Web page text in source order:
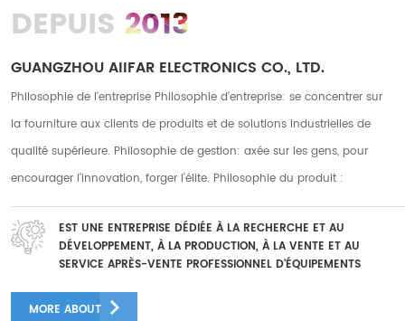
DEPUIS 2013
GUANGZHOU AIIFAR ELECTRONICS CO., LTD.
Philosophie de l'entreprise Philosophie d'entreprise: se concentrer sur
la fourniture aux clients de produits et de solutions industrielles de
qualité supérieure. Philosophie de gestion: axée sur les gens, pour
encourager l'innovation, forger l'élite. Philosophie du produit :
innovation, rigueur, pragmatisme. Philosophie de service : service
attentionné, service attentionné Notre société possède deux usines à
Guanazhou et Foshan, avec une superficie totale d'usine de plus de 10
Il y a plus de 50 équipes après-vente et plus de 30 membres du
EST UNE ENTREPRISE DÉDIÉE À LA RECHERCHE ET AU
DÉVELOPPEMENT, À LA PRODUCTION, À LA VENTE ET AU
SERVICE APRÈS-VENTE PROFESSIONNEL D'ÉQUIPEMENTS
MORE ABOUT